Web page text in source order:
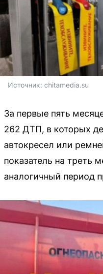
Источник: chitamedia.su
За первые пять
262 ДТП, в которых
автокресел или
показатель на треть
аналогичный период